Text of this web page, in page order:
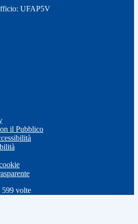
UFAP5V
il Pubblico
599 volte